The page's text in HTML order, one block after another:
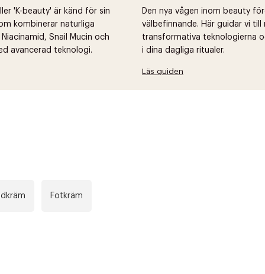
'K-beauty' är känd för sin
kombinerar naturliga
Snail Mucin och
avancerad teknologi.
Den nya vågen inom beauty
välbefinnande. Här guidar vi till
transformativa teknologierna
i dina dagliga ritualer.
Läs guiden
Fotkräm